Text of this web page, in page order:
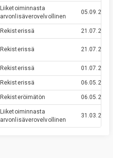
Liiketoiminnasta
arvonlisäverovelvollinen
05.09.2025
Rekisterissä 21.07.2022
Rekisterissä 21.07.2022
Rekisterissä 01.07.2022
Rekisterissä 06.05.2022
Rekisteröimätön 06.05.2022
Liiketoiminnasta
arvonlisäverovelvollinen
31.03.2022